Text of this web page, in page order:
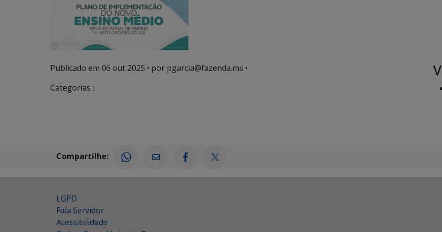
Publicado em 06 out 2025 • por pgarcia@fazenda.ms •
Categorias :
Compartilhe:
LGPD
Fala Servidor
Acessibilidade